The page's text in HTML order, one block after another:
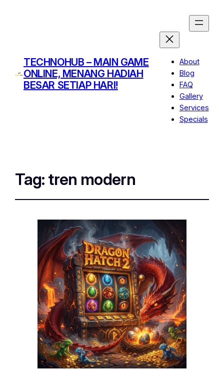
TECHNOHUB – MAIN GAME
ONLINE, MENANG HADIAH
BESAR SETIAP HARI!
About
Blog
FAQ
Gallery
Services
Specials
Tag: tren modern